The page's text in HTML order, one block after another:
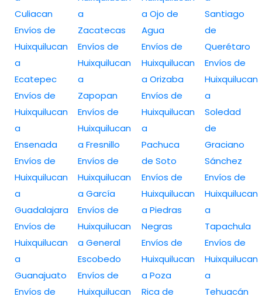
Culiacan
Envíos de
Huixquilucan
a
Ecatepec
Envíos de
Huixquilucan
a
Ensenada
Envíos de
Huixquilucan
a
Guadalajara
Envíos de
Huixquilucan
a
Guanajuato
Envíos de
a
Zacatecas
Envíos de
Huixquilucan
a
Zapopan
Envíos de
Huixquilucan
a Fresnillo
Envíos de
Huixquilucan
a García
Envíos de
Huixquilucan
a General
Escobedo
Envíos de
Huixquilucan
a Ojo de
Agua
Envíos de
Huixquilucan
a Orizaba
Envíos de
Huixquilucan
a
Pachuca
de Soto
Envíos de
Huixquilucan
a Piedras
Negras
Envíos de
Huixquilucan
a Poza
Rica de
Santiago
de
Querétaro
Envíos de
Huixquilucan
a
Soledad
de
Graciano
Sánchez
Envíos de
Huixquilucan
a
Tapachula
Envíos de
Huixquilucan
a
Tehuacán